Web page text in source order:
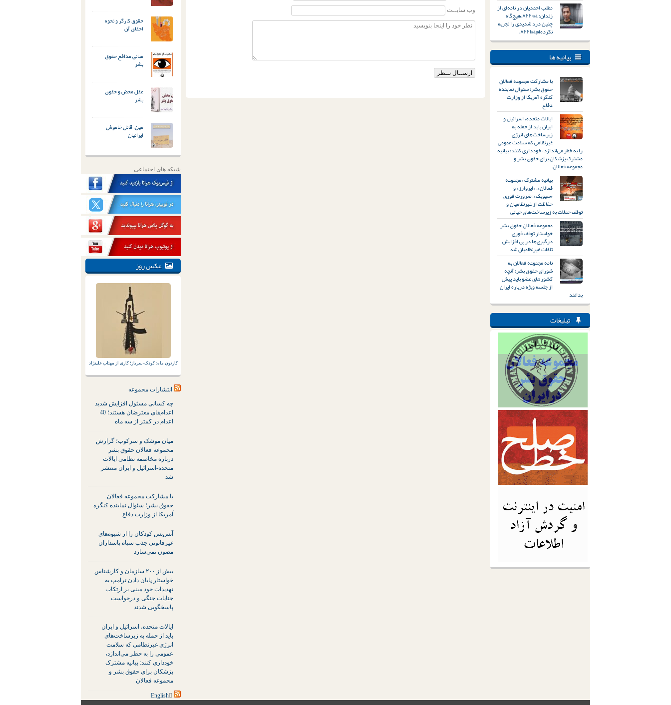
حقوق کارگر و نحوه
احقاق آن
مبانی مدافع حقوق
بشر
عقل محض و حقوق
بشر
مین، قاتل خاموش
ایرانیان
شبکه های اجتماعی
عکس روز
کارتون ماه: کودک-سرباز؛ کاری از مهتاب علینژاد
انتشارات مجموعه
چه کسانی مسئول افزایش شدید
اعدام‌های معترضان هستند؛ 40
اعدام در کمتر از سه ماه
میان موشک و سرکوب؛ گزارش
مجموعه فعالان حقوق بشر
درباره مخاصمه نظامی ایالات
متحده-اسرائیل و ایران منتشر
شد
با مشارکت مجموعه فعالان
حقوق بشر؛ سئوال نماینده کنگره
آمریکا از وزارت دفاع
آتش‌بس کودکان را از شیوه‌های
غیرقانونی جذب سپاه پاسداران
مصون نمی‌سازد
بیش از ۲۰۰ سازمان و کارشناس
خواستار پایان دادن ترامپ به
تهدیدات خود مبنی بر ارتکاب
جنایات جنگی و درخواست
پاسخگویی شدند
ایالات متحده، اسرائیل و ایران
باید از حمله به زیرساخت‌های
انرژی غیرنظامی که سلامت
عمومی را به خطر می‌اندازد،
خودداری کنند: بیانیه مشترک
پزشکان برای حقوق بشر و
مجموعه فعالان
وب سایــت
مطلب احمدیان در نامه‌ای از
زندان: &#۸۲۲۰;هیچ‌گاه
چنین درد شدیدی را تجربه
نکرده‌ام&#۸۲۲۱;
بیانیه ها
با مشارکت مجموعه فعالان
حقوق بشر؛ سئوال نماینده
کنگره آمریکا از وزارت
دفاع
ایالات متحده، اسرائیل و
ایران باید از حمله به
زیرساخت‌های انرژی
غیرنظامی که سلامت عمومی
را به خطر می‌اندازد، خودداری کنند: بیانیه
مشترک پزشکان برای حقوق بشر و
مجموعه فعالان
بیانیه مشترک «مجموعه
فعالان»، «ایروارز» و
«سیویک»: ضرورت فوری
حفاظت از غیرنظامیان و
توقف حملات به زیرساخت‌های حیاتی
مجموعه فعالان حقوق بشر
خواستار توقف فوری
درگیری‌ها در پی افزایش
تلفات غیرنظامیان شد
نامه مجموعه فعالان به
شورای حقوق بشر؛ آنچه
کشورهای عضو باید پیش
از جلسه ویژه درباره ایران
بدانند
تبلیغات